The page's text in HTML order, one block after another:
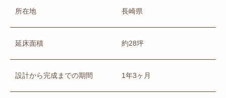
所在地 長崎県
延床面積 約28坪
設計から完成までの期間 1年3ヶ月